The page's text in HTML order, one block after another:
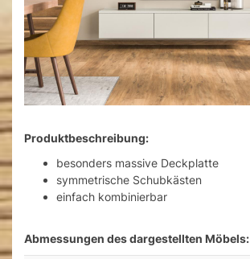
Produktbeschreibung:
besonders massive Deckplatte
symmetrische Schubkästen
einfach kombinierbar
Abmessungen des dargestellten Möbels: